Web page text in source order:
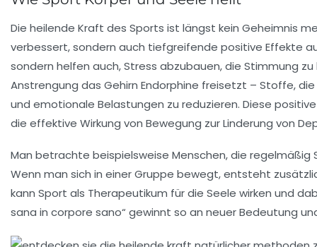
Die heilende Kraft des Sports ist längst kein Geheimnis
verbessert, sondern auch tiefgreifende positive Effekte
sondern helfen auch, Stress abzubauen, die Stimmung
Anstrengung das Gehirn Endorphine freisetzt – Stoffe, die
und emotionale Belastungen zu reduzieren. Diese
die effektive Wirkung von Bewegung zur Linderung von
Man betrachte beispielsweise Menschen, die regelmäßig
Wenn man sich in einerGruppe bewegt, entsteht
kann Sport als Therapeutikum für die Seele wirken und
sana in corpore sano“ gewinnt so an neuer Bedeutung